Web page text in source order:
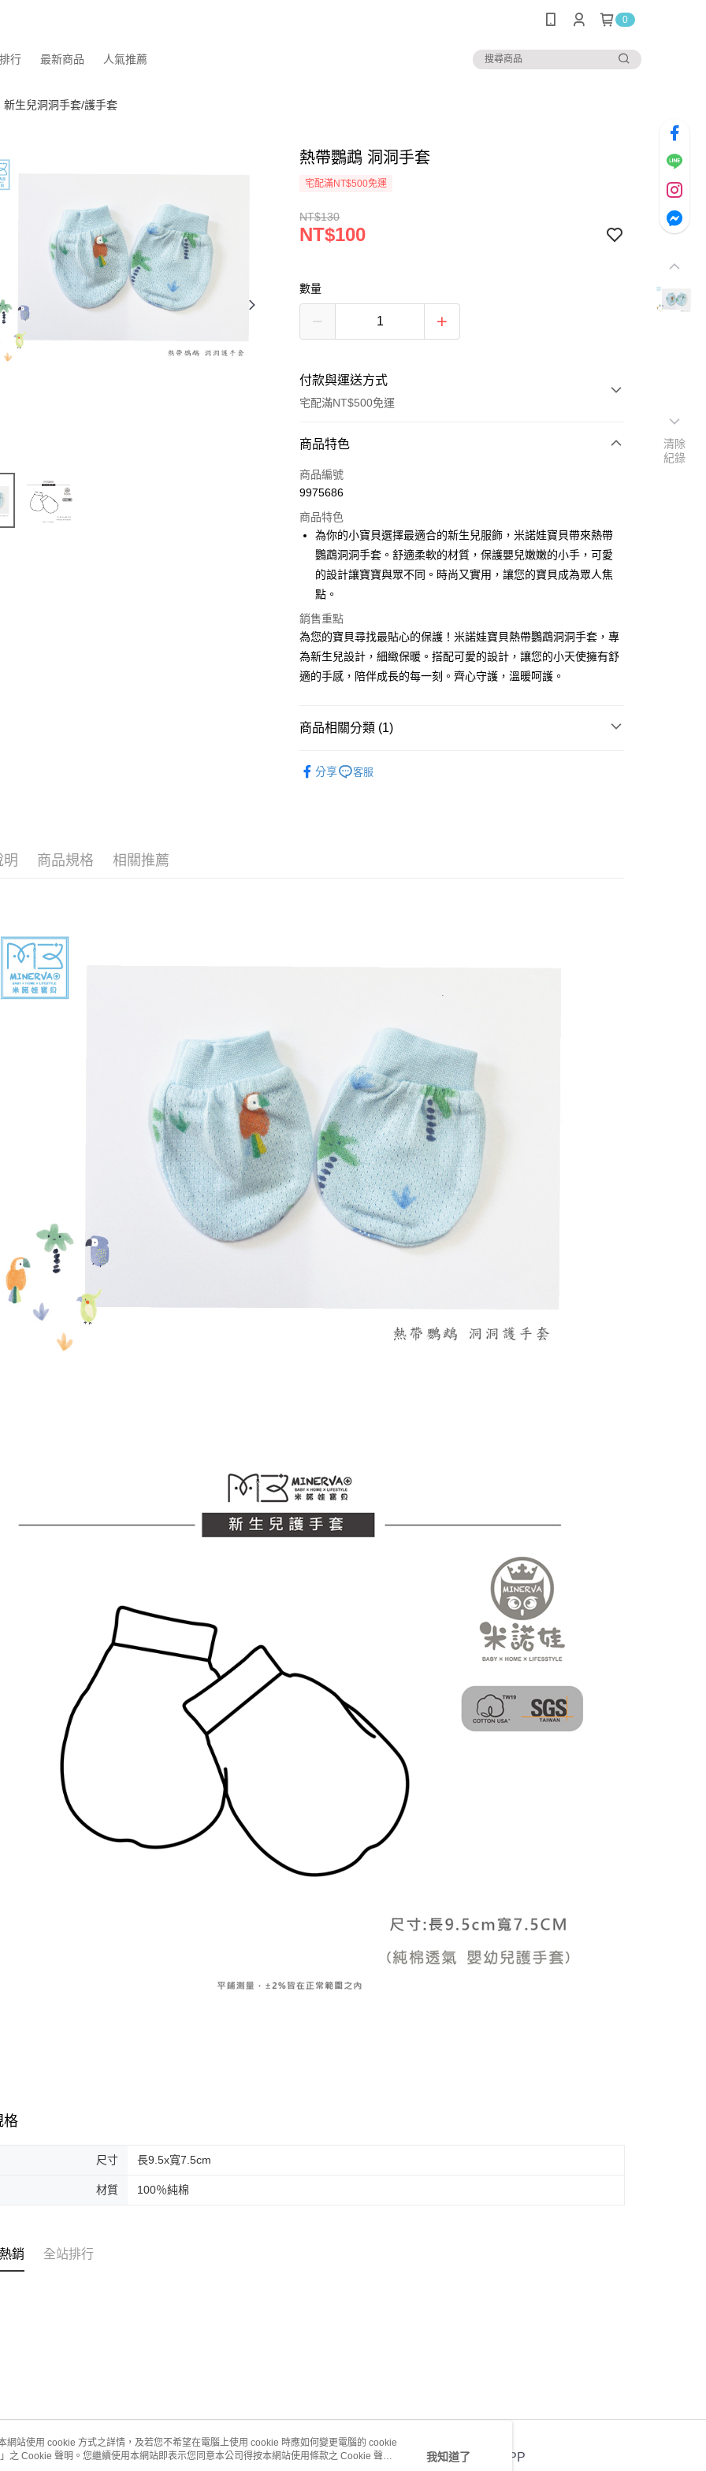
0
行 最新商品 人氣推薦
新生兒洞洞手套/護手套
熱帶鸚鵡 洞洞手套
宅配滿NT$500免運
NT$130
NT$100
數量
付款與運送方式
宅配滿NT$500免運
付款方式
信用卡一次付款
Apple Pay
街口支付
悠遊付
ATM付款
運送方式
每筆NT$80，滿NT$500(含以上)免運費
每筆NT$100，滿NT$1,000(含以上)免運費
商品特色
商品編號
9975686
商品特色
為你的小寶貝選擇最適合的新生兒服飾，米諾娃寶貝帶來熱帶
鸚鵡洞洞手套。舒適柔軟的材質，保護嬰兒嫩嫩的小手，可愛
的設計讓寶寶與眾不同。時尚又實用，讓您的寶貝成為眾人焦
點。
銷售重點
為您的寶貝尋找最貼心的保護！米諾娃寶貝熱帶鸚鵡洞洞手套，專
為新生兒設計，細緻保暖。搭配可愛的設計，讓您的小天使擁有舒
適的手感，陪伴成長的每一刻。齊心守護，溫暖呵護。
商品相關分類 (1)
套/護手套
分享 客服
明 商品規格 相關推薦
格
尺寸 長9.5x寬7.5cm
材質 100％純棉
銷 全站排行
關於我們 客服資訊 官方APP
清除
紀錄
網站使用 cookie 方式之詳情，及若您不希望在電腦上使用 cookie 時應如何變更電腦的 cookie
」之 Cookie 聲明。您繼續使用本網站即表示您同意本公司得按本網站使用條款之 Cookie 聲明
我知道了